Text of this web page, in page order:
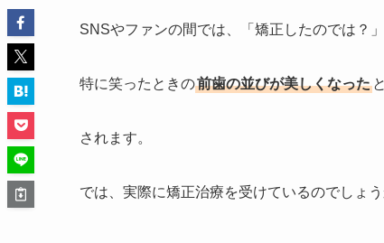
SNSやファンの間では、「矯正したのでは？
特に笑ったときの前歯の並びが美しくなった
されます。
では、実際に矯正治療を受けているのでしょう